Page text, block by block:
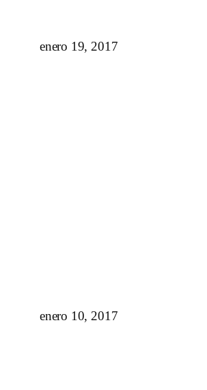
enero 19, 2017
enero 10, 2017